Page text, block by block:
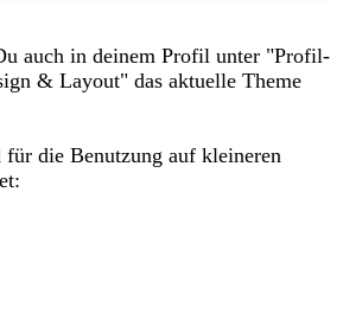
auch in deinem Profil unter "Profil-
& Layout" das aktuelle Theme
für die Benutzung auf kleineren